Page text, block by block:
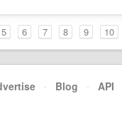
5 6 7 8 9 10
· Blog · API